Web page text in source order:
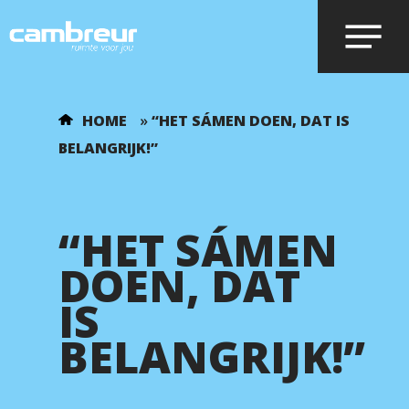
Voer je zoekopdracht in en druk op
HOME »“HET SÁMEN DOEN, DAT IS
BELANGRIJK!”
“HET SÁMEN
DOEN, DAT
IS
BELANGRIJK!”